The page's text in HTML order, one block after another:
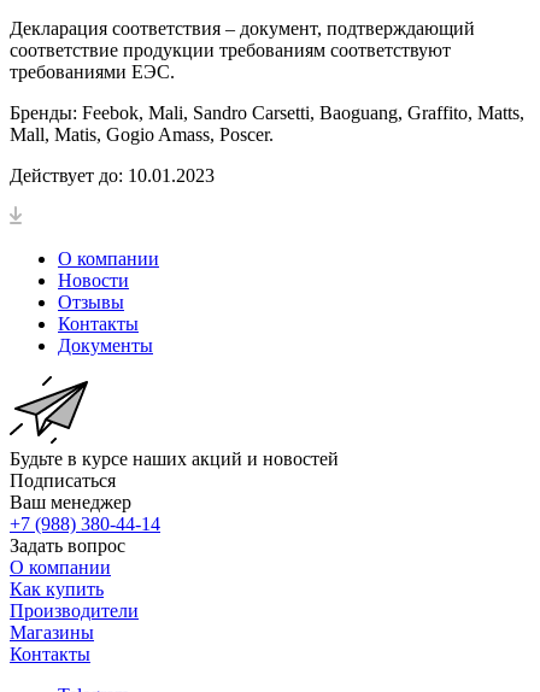
Декларация соответствия – документ, подтверждающий
соответствие продукции требованиям соответствуют
требованиями ЕЭС.
Бренды: Feebok, Mali, Sandro Carsetti, Baoguang, Graffito, Matts,
Mall, Matis, Gogio Amass, Poscer.
Действует до: 10.01.2023
О компании
Новости
Отзывы
Контакты
Документы
Будьте в курсе наших акций и новостей
Подписаться
Ваш менеджер
+7 (988) 380-44-14
Задать вопрос
О компании
Как купить
Производители
Магазины
Контакты